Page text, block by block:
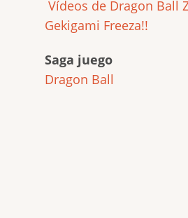
Vídeos de Dragon Ball
Gekigami Freeza!!
Saga juego
Dragon Ball